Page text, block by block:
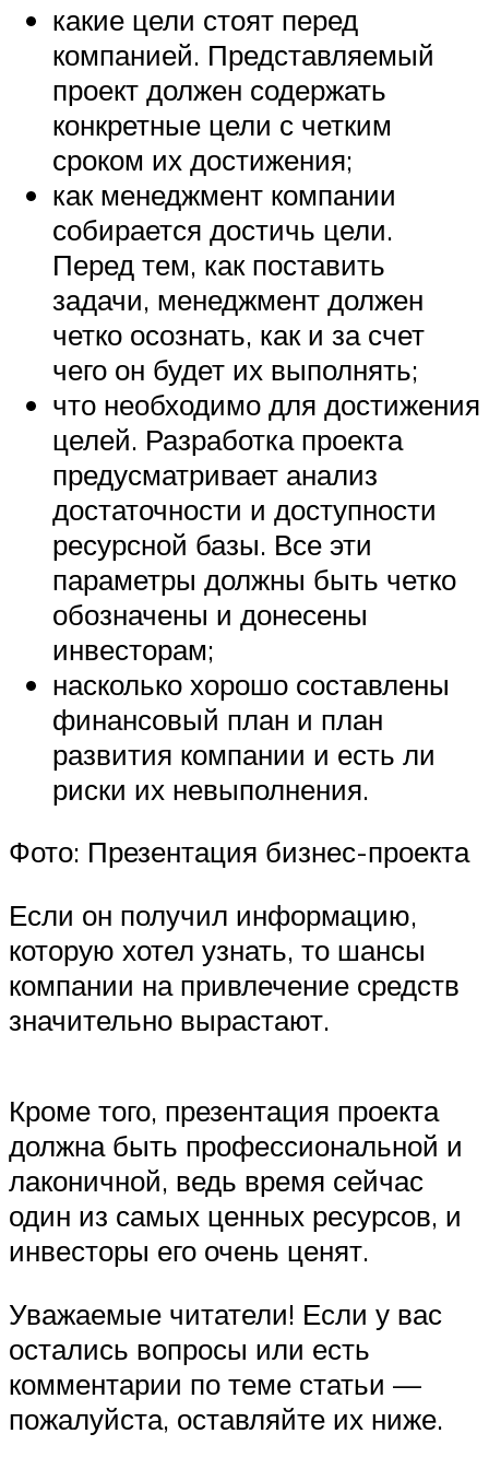
какие цели стоят перед
компанией. Представляемый
проект должен содержать
конкретные цели с четким
сроком их достижения;
как менеджмент компании
собирается достичь цели.
Перед тем, как поставить
задачи, менеджмент должен
четко осознать, как и за счет
чего он будет их выполнять;
что необходимо для достижения
целей. Разработка проекта
предусматривает анализ
достаточности и доступности
ресурсной базы. Все эти
параметры должны быть четко
обозначены и донесены
инвесторам;
насколько хорошо составлены
финансовый план и план
развития компании и есть ли
риски их невыполнения.
Фото: Презентация бизнес-проекта
Если он получил информацию,
которую хотел узнать, то шансы
компании на привлечение средств
значительно вырастают.
Кроме того, презентация проекта
должна быть профессиональной и
лаконичной, ведь время сейчас
один из самых ценных ресурсов, и
инвесторы его очень ценят.
Уважаемые читатели! Если у вас
остались вопросы или есть
комментарии по теме статьи —
пожалуйста, оставляйте их ниже.